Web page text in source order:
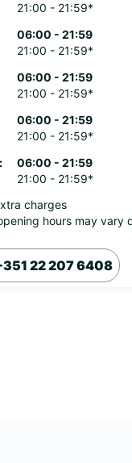
21:00 - 21:59*
06:00 - 21:59
21:00 - 21:59*
06:00 - 21:59
21:00 - 21:59*
06:00 - 21:59
21:00 - 21:59*
06:00 - 21:59
21:00 - 21:59*
charges
hours may vary
22 207 6408